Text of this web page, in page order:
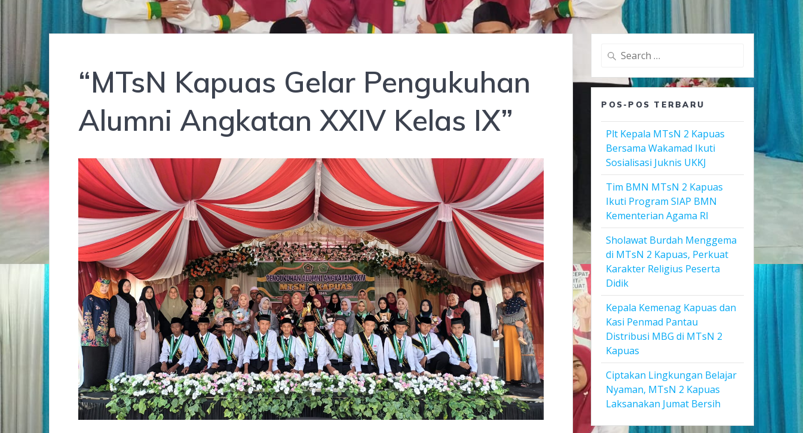
“MTsN Kapuas Gelar Pengukuhan
Alumni Angkatan XXIV Kelas IX”
Search
POS-POS TERBARU
Plt Kepala MTsN 2 Kapuas
Bersama Wakamad Ikuti
Sosialisasi Juknis UKKJ
Tim BMN MTsN 2 Kapuas
Ikuti Program SIAP BMN
Kementerian Agama RI
Sholawat Burdah Menggema
di MTsN 2 Kapuas, Perkuat
Karakter Religius Peserta
Didik
Kepala Kemenag Kapuas dan
Kasi Penmad Pantau
Distribusi MBG di MTsN 2
Kapuas
Ciptakan Lingkungan Belajar
Nyaman, MTsN 2 Kapuas
Laksanakan Jumat Bersih